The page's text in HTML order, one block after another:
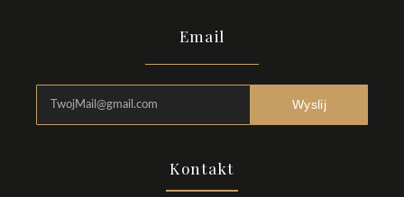
Email
Wyslij
Kontakt